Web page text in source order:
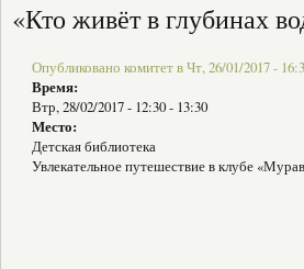
«Кто живёт в глубинах
Опубликовано комитет в Чт, 26/01/2017 -
Время:
Втр, 28/02/2017 - 12:30- 13:30
Место:
Детская библиотека
Увлекательное путешествие в клубе